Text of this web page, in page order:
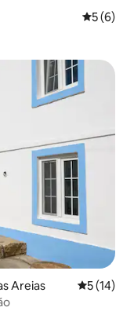
5 de
5 (6)
Areias 5 de uma
5 (14)